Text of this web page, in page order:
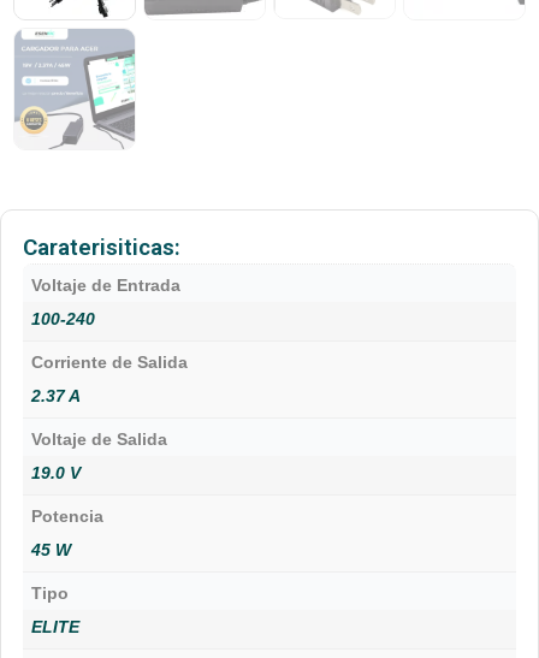
Caraterisiticas:
Voltaje de Entrada
100-240
Corriente de Salida
2.37 A
Voltaje de Salida
19.0 V
Potencia
45 W
Tipo
ELITE